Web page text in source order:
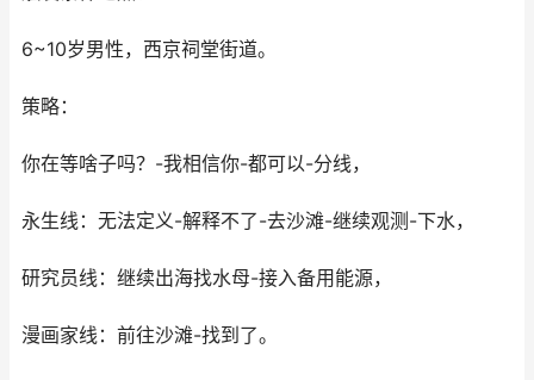
6~10岁男性，西京祠堂街道。
策略：
你在等啥子吗？-我相信你-都可以-分线，
永生线：无法定义-解释不了-去沙滩-继续观测-下水，
研究员线：继续出海找水母-接入备用能源，
漫画家线：前往沙滩-找到了。